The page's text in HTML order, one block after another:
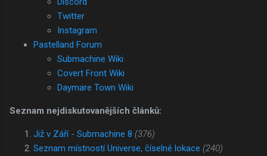
Twitter
Instagram
Pastelland Forum
Submachine Wiki
Covert Front Wiki
Daymare Town Wiki
Seznam nejdiskutovanějších článků:
Již v Září - Submachine 8 (376)
Seznam místností Universe, číselné lokace (240)